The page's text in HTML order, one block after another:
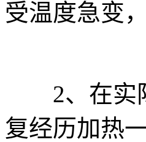
受温度急变
2、在实际
复经历加热